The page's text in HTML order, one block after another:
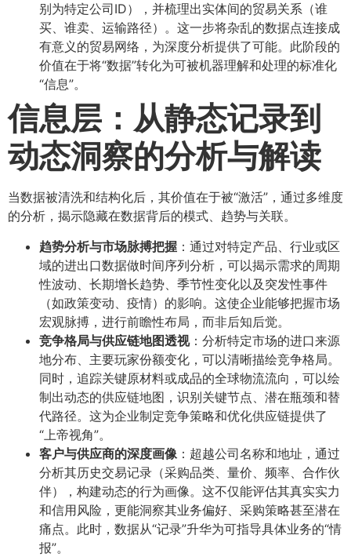
别为特定公司ID），并梳理出实体间的贸易关系（谁
买、谁卖、运输路径）。这一步将杂乱的数据点连接成
有意义的贸易网络，为深度分析提供了可能。此阶段的
价值在于将“数据”转化为可被机器理解和处理的标准化
“信息”。
信息层：从静态记录到
动态洞察的分析与解读
当数据被清洗和结构化后，其价值在于被“激活”，通过多维度
的分析，揭示隐藏在数据背后的模式、趋势与关联。
趋势分析与市场脉搏把握 ：通过对特定产品、行业或区
域的进出口数据做时间序列分析，可以揭示需求的周期
性波动、长期增长趋势、季节性变化以及突发性事件
（如政策变动、疫情）的影响。这使企业能够把握市场
宏观脉搏，进行前瞻性布局，而非后知后觉。
竞争格局与供应链地图透视：分析特定市场的进口来源
地分布、主要玩家份额变化，可以清晰描绘竞争格局。
同时，追踪关键原材料或成品的全球物流流向，可以绘
制出动态的供应链地图，识别关键节点、潜在瓶颈和替
代路径。这为企业制定竞争策略和优化供应链提供了
“上帝视角”。
客户与供应商的深度画像 ：超越公司名称和地址，通过
分析其历史交易记录（采购品类、量价、频率、合作伙
伴），构建动态的行为画像。这不仅能评估其真实实力
和信用风险，更能洞察其业务偏好、采购策略甚至潜在
痛点。此时，数据从“记录”升华为可指导具体业务的“情
报”。